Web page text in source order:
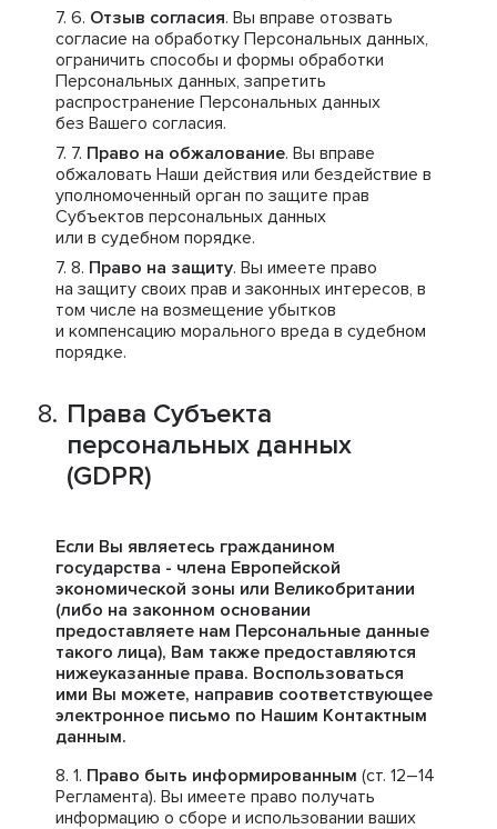
Отзыв согласия. Вы вправе отозвать
согласие на обработку Персональных данных,
ограничить способы и формы обработки
Персональных данных, запретить
распространение Персональных данных
без Вашего согласия.
Право на обжалование. Вы вправе
обжаловать Наши действия или бездействие в
уполномоченный орган по защите прав
Субъектов персональных данных
или в судебном порядке.
Право на защиту. Вы имеете право
на защиту своих прав и законных интересов, в
том числе на возмещение убытков
и компенсацию морального вреда в судебном
порядке.
Права Субъекта
персональных данных
(GDPR)
Если Вы являетесь гражданином
государства - члена Европейской
экономической зоны или Великобритании
(либо на законном основании
предоставляете нам Персональные данные
такого лица), Вам также предоставляются
нижеуказанные права. Воспользоваться
ими Вы можете, направив соответствующее
электронное письмо по Нашим Контактным
данным.
Право быть информированным (ст. 12–14
Регламента). Вы имеете право получать
информацию о сборе и использовании ваших